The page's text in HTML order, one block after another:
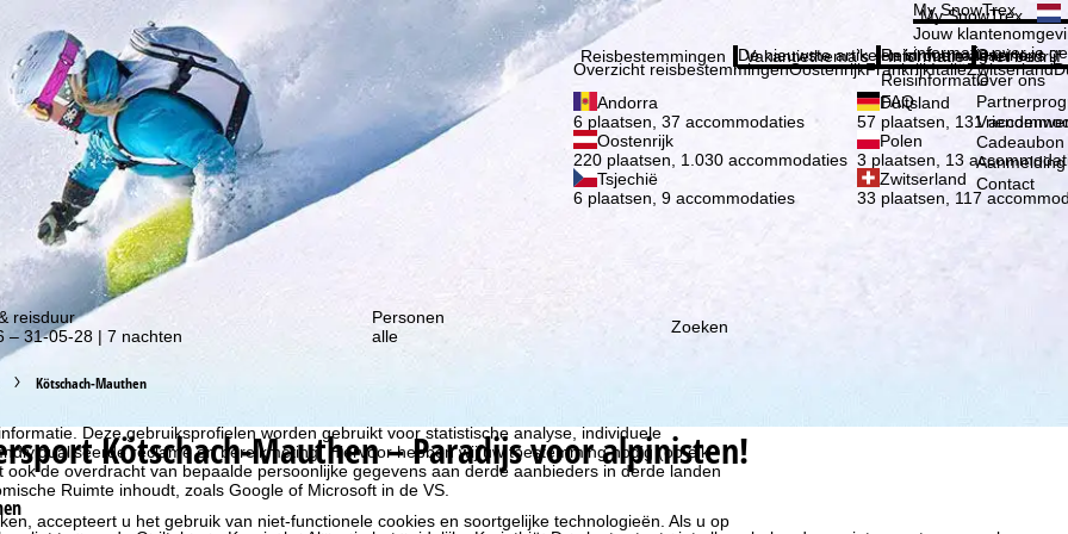
gebruiken we cookies om gebruiksinformatie te verzamelen, die wij, TravelTrex GmbH,
Deze gebruiksprofielen worden gebruikt voor statistische analyse, individuele
reclame en bereikmeting. Hiervoor hebben wij uw toestemming nodig (op elk
ook de overdracht van bepaalde persoonlijke gegevens aan derde aanbieders in derde landen
Ruimte inhoudt, zoals Google of Microsoft in de VS.
accepteert u het gebruik van niet-functionele cookies en soortgelijke technologieën. Als u op
van onze kortingsacties!
My SnowTrex
My SnowTrex
Jouw
informatie over je
Reisbestemmingen
Overzicht reisbestemmingenOostenrijkFrankrijkItaliëZwitserland
Andorra
6 plaatsen, 37 accommodaties
Duitsland
57 plaatsen, 131
Oostenrijk
220 plaatsen, 1.030 accommodaties
Polen
3 plaatsen, 13
Tsjechië
6 plaatsen, 9 accommodaties
Zwitserland
33 plaatsen, 117
Vakantiethema's
De nieuwste artikelen in ons magazine
Informatie
Reisinformatie
Reisinformatie
FAQ
Het bedrijf
Over ons
Over ons
Cadeaubon
Contact
reisduur
– 31-05-28 | 7 nachten
Personen
alle
Zoeken
Kötschach-Mauthen
Kötschach-Mauthen – Paradijs voor alpinisten!